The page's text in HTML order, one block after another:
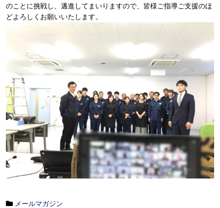
のことに挑戦し、邁進してまいりますので、皆様ご指導ご支援のほ
どよろしくお願いいたします。
メールマガジン